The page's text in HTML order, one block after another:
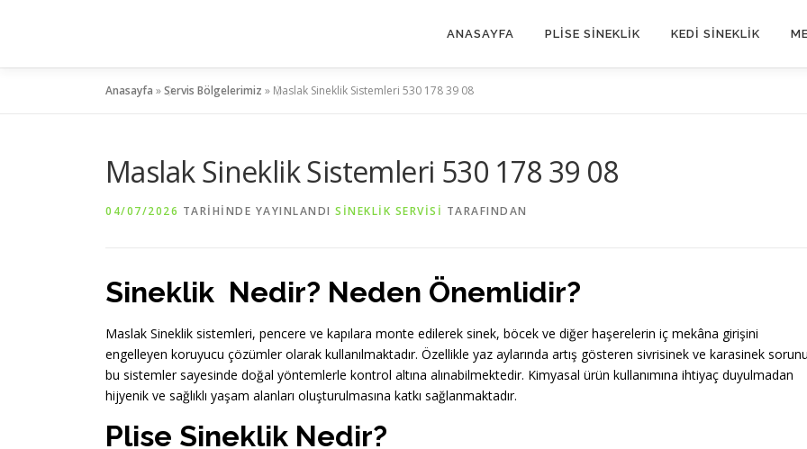
ANASAYFA PLİSE SİNEKLİK KEDİ SİNEKLİK
Anasayfa »Servis Bölgelerimiz » Maslak Sineklik Sistemleri 530 178 39 08
Maslak Sineklik Sistemleri 530 178 39 08
04/07/2026 TARIHINDE YAYINLANDI SINEKLIK SERVISI TARAFINDAN
Sineklik Nedir? Neden Önemlidir?
Maslak Sineklik sistemleri, pencere ve kapılara monte edilerek sinek, böcek ve diğer haşerelerin iç mekâna girişini
engelleyen koruyucu çözümler olarak kullanılmaktadır. Özellikle yaz aylarında artış gösteren sivrisinek ve karasinek
bu sistemler sayesinde doğal yöntemlerle kontrol altına alınabilmektedir. Kimyasal ürün kullanımına ihtiyaç duyulmadan
hijyenik ve sağlıklı yaşam alanları oluşturulmasına katkı sağlanmaktadır.
Plise Sineklik Nedir?